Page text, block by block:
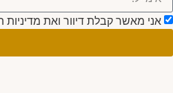
אני מאשר קבלת דיוור ואת מדיניות